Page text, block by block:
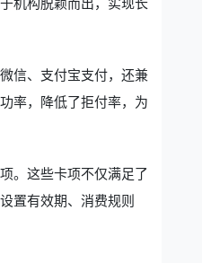
信、支付宝支付，还兼
率，降低了拒付率，为
。这些卡项不仅满足了
置有效期、消费规则